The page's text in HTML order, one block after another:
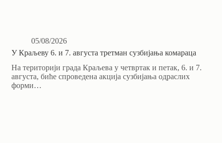
05/08/2026
У Краљеву 6. и 7. августа третман сузбијања комараца
На територији града Краљева у четвртак и петак, 6. и 7.
августа, биће спроведена акција сузбијања одраслих
форми…